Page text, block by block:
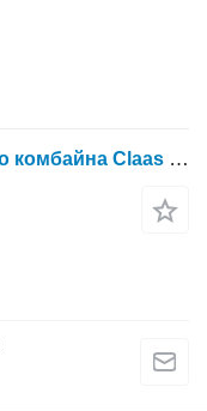
Облицовка для зерноуборочного комбайна Claas Mega Dominator 86